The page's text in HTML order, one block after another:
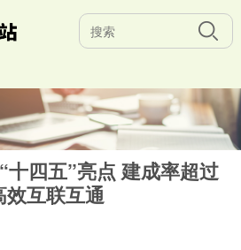
十四五”亮点 建成率超过
效互联互通